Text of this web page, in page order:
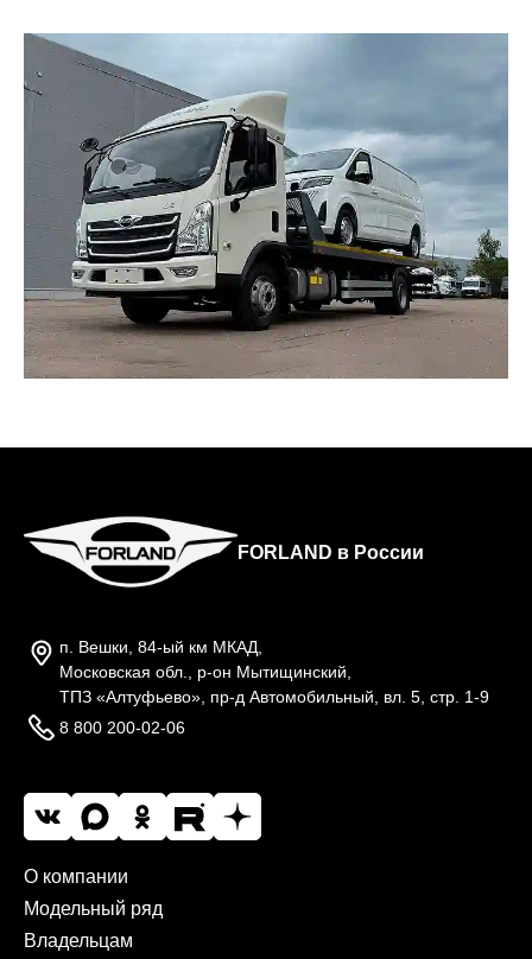
FORLAND в России
п. Вешки, 84-ый км МКАД,
Московская обл., р-он Мытищинский,
ТПЗ «Алтуфьево», пр-д Автомобильный, вл. 5, стр. 1-9
8 800 200-02-06
О компании
Модельный ряд
Владельцам